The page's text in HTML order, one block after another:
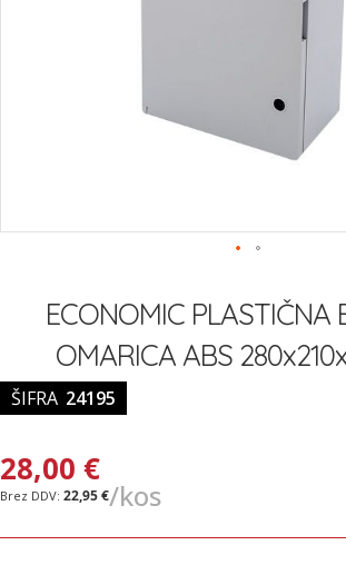
začetekECONOMIC PLASTIČNA
OMARICA ABS
ŠIFRA 24195
28,00 €
22,95 €/kos